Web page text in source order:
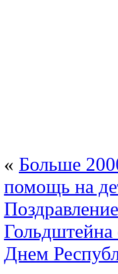
« Больше
помощь на
Гольдштейна
Днем